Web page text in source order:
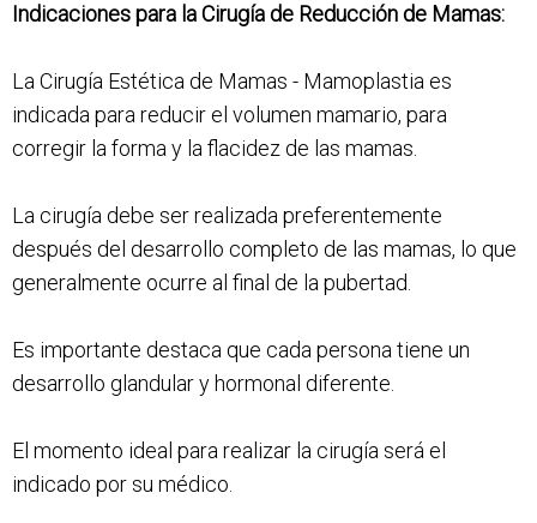
Indicaciones para la Cirugía de Reducción de Mamas:
La Cirugía Estética de Mamas - Mamoplastia es
indicada para reducir el volumen mamario, para
corregir la forma y la flacidez de las mamas.
La cirugía debe ser realizada preferentemente
después del desarrollo completo de las mamas, lo que
generalmente ocurre al final de la pubertad.
Es importante destaca que cada persona tiene un
desarrollo glandular y hormonal diferente.
El momento ideal para realizar la cirugía será el
indicado por su médico.